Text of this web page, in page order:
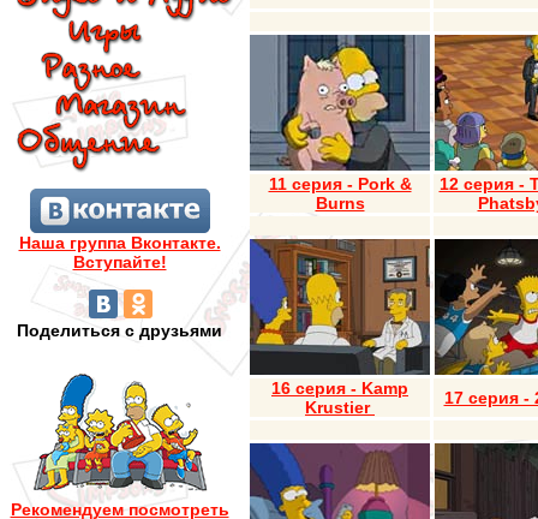
Наша группа Вконтакте.
Вступайте!
Поделиться с друзьями
Рекомендуем посмотреть
11 серия - Pork &
Burns
12 серия -
16 серия - Kamp
Krustier
17 серия -